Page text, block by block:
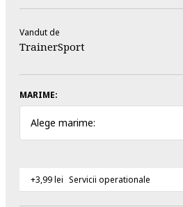
Vandut de
TrainerSport
MARIME:
Alege marime:
+3,99 lei Servicii operationale